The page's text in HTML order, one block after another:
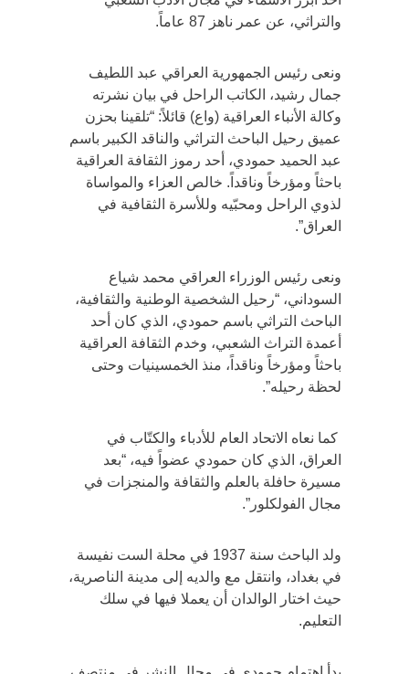
والتراثي، عن عمر ناهز 87 عاماً.
ونعى رئيس الجمهورية العراقي عبد اللطيف
جمال رشيد، الكاتب الراحل في بيان نشرته
وكالة الأنباء العراقية (واع) قائلاً: “تلقينا بحزن
عميق رحيل الباحث التراثي والناقد الكبير باسم
عبد الحميد حمودي، أحد رموز الثقافة العراقية
باحثاً ومؤرخاً وناقداً. خالص العزاء والمواساة
لذوي الراحل ومحبّيه وللأسرة الثقافية في
العراق”.
ونعى رئيس الوزراء العراقي محمد شياع
السوداني، “رحيل الشخصية الوطنية والثقافية،
الباحث التراثي باسم حمودي، الذي كان أحد
أعمدة التراث الشعبي، وخدم الثقافة العراقية
باحثاً ومؤرخاً وناقداً، منذ الخمسينيات وحتى
لحظة رحيله”.
كما نعاه الاتحاد العام للأدباء والكتّاب في
العراق، الذي كان حمودي عضواً فيه، “بعد
مسيرة حافلة بالعلم والثقافة والمنجزات في
مجال الفولكلور”.
ولد الباحث سنة 1937 في محلة الست نفيسة
في بغداد، وانتقل مع والديه إلى مدينة الناصرية،
حيث اختار الوالدان أن يعملا فيها في سلك
التعليم.